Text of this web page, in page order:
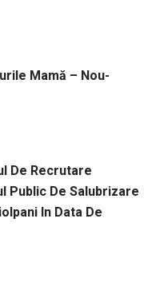
Mamă – Nou-
De Recrutare
Public De Salubrizare
In Data De